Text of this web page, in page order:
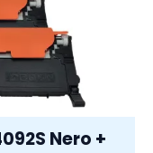
Nero +